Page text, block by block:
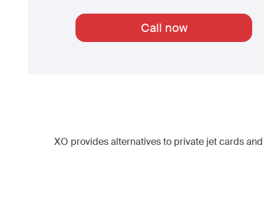
Call now
XO provides alternatives to private jet cards